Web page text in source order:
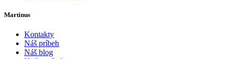
Martinus
Kontakty
Náš príbeh
Náš blog